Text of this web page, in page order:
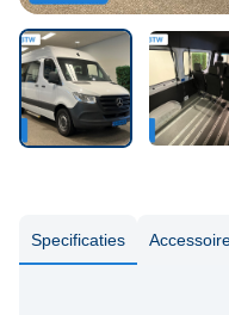
Specificaties